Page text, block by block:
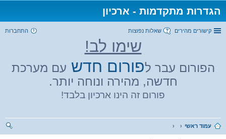
הגדרות מתקדמות - ארכיון
קישורים מהירים שאלות נפוצות התחברות
שימו לב!
הפורום עבר לפורום חדש עם מערכת
חדשה, מהירה ונוחה יותר.
פורום זה הינו ארכיון בלבד!
עמוד ראשי